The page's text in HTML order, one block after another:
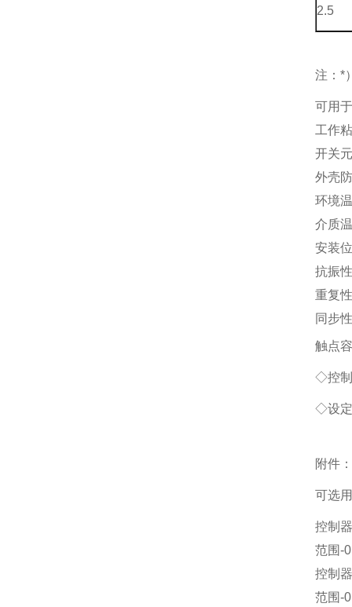
2.5
注：*
可用
工作
开关
外壳
环境
介质
安装
抗振
重复
同步
触点
◇控制
◇设定
附件：
可选
控制
范围-
控制
范围-